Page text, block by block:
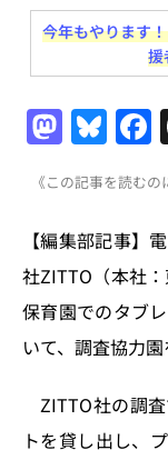
今年もやります
援
M
a
st
o
d
o
n
Bl
u
e
s
k
y
《この記事を読む
【編集部記事】
社ZITTO（本社
保育園でのタブ
いて、調査協力園
ZITTO社の調
トを貸し出し、